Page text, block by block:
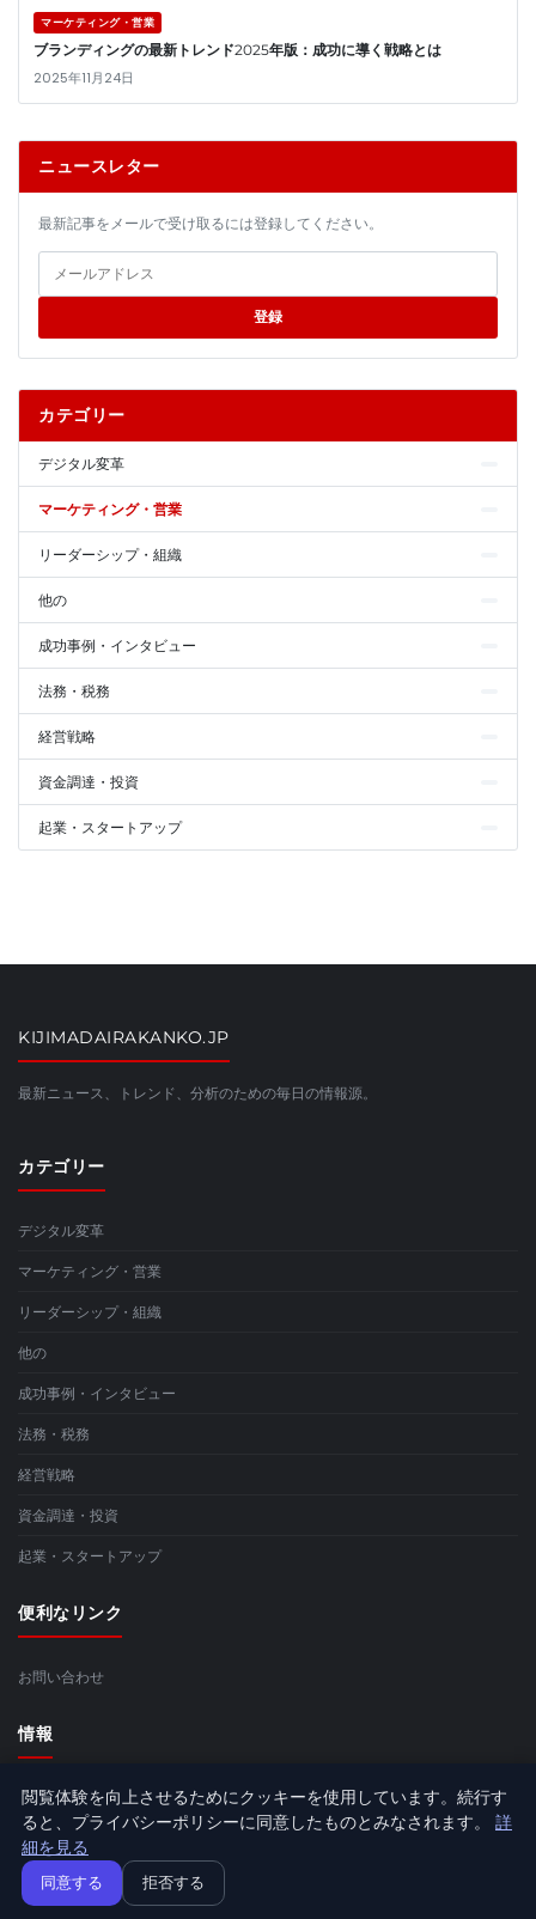
マーケティング・営業
ブランディングの最新トレンド2025年版：成功に導く戦略とは
2025年11月24日
ニュースレター
最新記事をメールで受け取るには登録してください。
登録
カテゴリー
デジタル変革
マーケティング・営業
リーダーシップ・組織
他の
成功事例・インタビュー
法務・税務
経営戦略
資金調達・投資
起業・スタートアップ
KIJIMADAIRAKANKO.JP
最新ニュース、トレンド、分析のための毎日の情報源。
カテゴリー
デジタル変革
マーケティング・営業
リーダーシップ・組織
他の
成功事例・インタビュー
法務・税務
経営戦略
資金調達・投資
起業・スタートアップ
便利なリンク
お問い合わせ
情報
サイトマップ
© 2026 Kijimadairakanko.jp. 全著作権所有.
閲覧体験を向上させるためにクッキーを使用しています。続行す
ると、プライバシーポリシーに同意したものとみなされます。 詳
細を見る
同意する 拒否する